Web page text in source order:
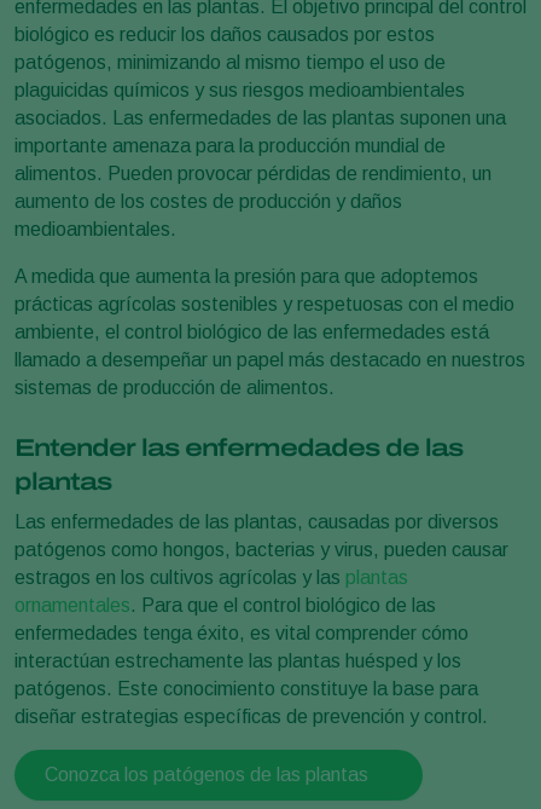
enfermedades en las plantas. El objetivo principal del control
biológico es reducir los daños causados por estos
patógenos, minimizando al mismo tiempo el uso de
plaguicidas químicos y sus riesgos medioambientales
asociados. Las enfermedades de las plantas suponen una
importante amenaza para la producción mundial de
alimentos. Pueden provocar pérdidas de rendimiento, un
aumento de los costes de producción y daños
medioambientales.
A medida que aumenta la presión para que adoptemos
prácticas agrícolas sostenibles y respetuosas con el medio
ambiente, el control biológico de las enfermedades está
llamado a desempeñar un papel más destacado en nuestros
sistemas de producción de alimentos.
Entender las enfermedades de las
plantas
Las enfermedades de las plantas, causadas por diversos
patógenos como hongos, bacterias y virus, pueden causar
estragos en los cultivos agrícolas y las plantas
ornamentales. Para que el control biológico de las
enfermedades tenga éxito, es vital comprender cómo
interactúan estrechamente las plantas huésped y los
patógenos. Este conocimiento constituye la base para
diseñar estrategias específicas de prevención y control.
Conozca los patógenos de las plantas